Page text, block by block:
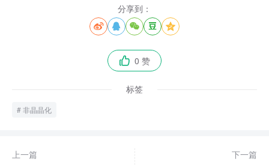
分享到：
    
 0 赞
标签
非晶晶化
上一篇
下一篇